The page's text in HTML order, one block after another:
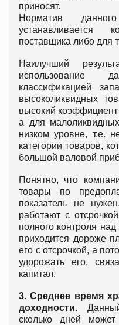
приносят.
Норматив
устанавливается
поставщика либо для
Наилучший
использование
классификацией
высоколиквидных
высокий
а для
низком уровне, т.е.
категории товаров,
большой валовой
Понятно, что
товары по
показатель не
работают с
полного контроля
приходится дороже
его с отсрочкой, а
удорожать его,
капитал.
3. Среднее время
доходности.
сколько дней